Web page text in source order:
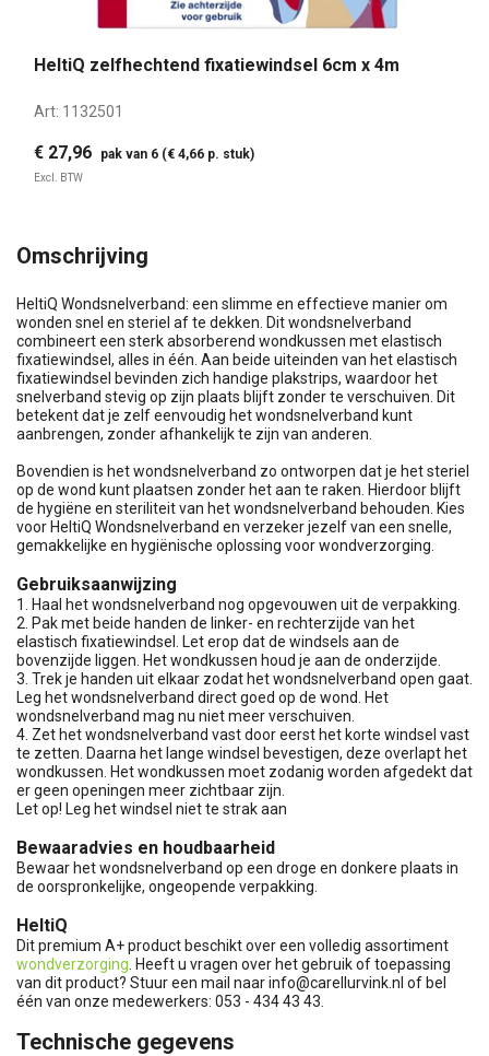
HeltiQ zelfhechtend fixatiewindsel 6cm x 4m
Art: 1132501
€ 27,96 pak van 6 (€ 4,66 p. stuk)
Excl. BTW
Omschrijving
HeltiQ Wondsnelverband: een slimme en effectieve manier om
wonden snel en steriel af te dekken. Dit wondsnelverband
combineert een sterk absorberend wondkussen met elastisch
fixatiewindsel, alles in één. Aan beide uiteinden van het elastisch
fixatiewindsel bevinden zich handige plakstrips, waardoor het
snelverband stevig op zijn plaats blijft zonder te verschuiven. Dit
betekent dat je zelf eenvoudig het wondsnelverband kunt
aanbrengen, zonder afhankelijk te zijn van anderen.
Bovendien is het wondsnelverband zo ontworpen dat je het steriel
op de wond kunt plaatsen zonder het aan te raken. Hierdoor blijft
de hygiëne en steriliteit van het wondsnelverband behouden. Kies
voor HeltiQ Wondsnelverband en verzeker jezelf van een snelle,
gemakkelijke en hygiënische oplossing voor wondverzorging.
Gebruiksaanwijzing
1. Haal het wondsnelverband nog opgevouwen uit de verpakking.
2. Pak met beide handen de linker- en rechterzijde van het
elastisch fixatiewindsel. Let erop dat de windsels aan de
bovenzijde liggen. Het wondkussen houd je aan de onderzijde.
3. Trek je handen uit elkaar zodat het wondsnelverband open gaat.
Leg het wondsnelverband direct goed op de wond. Het
wondsnelverband mag nu niet meer verschuiven.
4. Zet het wondsnelverband vast door eerst het korte windsel vast
te zetten. Daarna het lange windsel bevestigen, deze overlapt het
wondkussen. Het wondkussen moet zodanig worden afgedekt dat
er geen openingen meer zichtbaar zijn.
Let op! Leg het windsel niet te strak aan
Bewaaradvies en houdbaarheid
Bewaar het wondsnelverband op een droge en donkere plaats in
de oorspronkelijke, ongeopende verpakking.
HeltiQ
Dit premium A+ product beschikt over een volledig assortiment
wondverzorging . Heeft u vragen over het gebruik of toepassing
van dit product? Stuur een mail naarinfo@carellurvink.nl of bel
één van onze medewerkers: 053 - 434 43 43.
Technische gegevens